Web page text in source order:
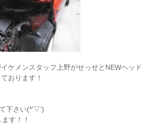
ケメンスタッフ上野がせっせとNEWヘッド
おります！
下さい(*’▽’)
す！！